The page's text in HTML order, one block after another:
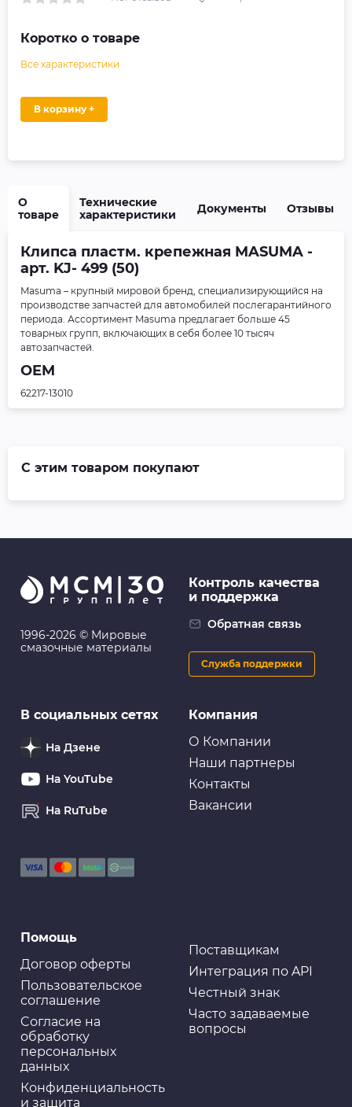
Коротко о товаре
Все характеристики
В корзину +
О
товаре
Технические
характеристики
Документы Отзывы
Клипса пластм. крепежная MASUMA -
арт. KJ- 499 (50)
Masuma – крупный мировой бренд, специализирующийся на
производстве запчастей для автомобилей послегарантийного
периода. Ассортимент Masuma предлагает больше 45
товарных групп, включающих в себя более 10 тысяч
автозапчастей.
OEM
62217-13010
С этим товаром покупают
1996-2026 © Мировые
смазочные материалы
Компания
О Компании
Наши партнеры
Контакты
Вакансии
Помощь
Договор оферты
Пользовательское
соглашение
Cогласие на
обработку
персональных
данных
Конфиденциальность
и защита
Поставщикам
Интеграция по API
Честный знак
Часто задаваемые
вопросы
Контроль качества
и поддержка
Обратная связь
Служба поддержки
В социальных сетях
На Дзене
На YouTube
На RuTube